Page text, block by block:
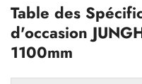
Table des
d'occasion
1100mm